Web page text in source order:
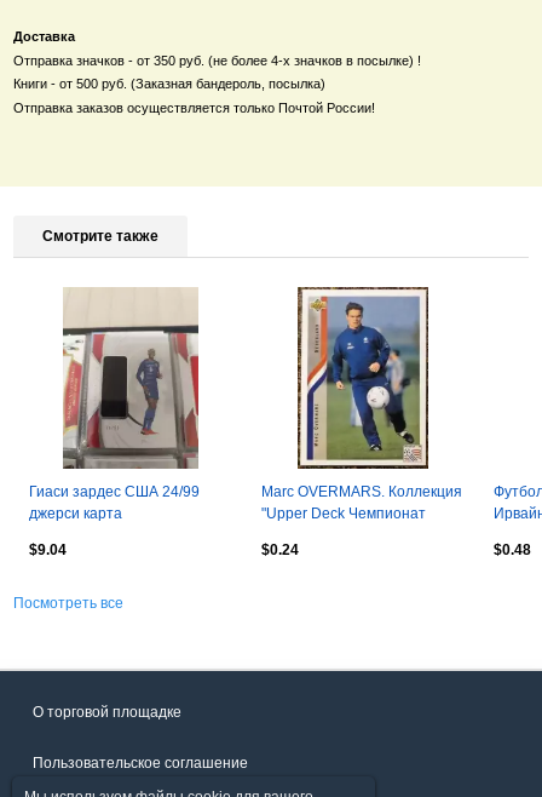
Доставка
Отправка значков - от 350 руб. (не более 4-х значков в посылке) !
Книги - от 500 руб. (Заказная бандероль, посылка)
Отправка заказов осуществляется только Почтой России!
Смотрите также
Гиаси зардес США 24/99
джерси карта
$9.04
Marc OVERMARS. Коллекция
"Upper Deck Чемпионат
$0.24
Panini
$0.48
Посмотреть все
О торговой площадке
Пользовательское соглашение